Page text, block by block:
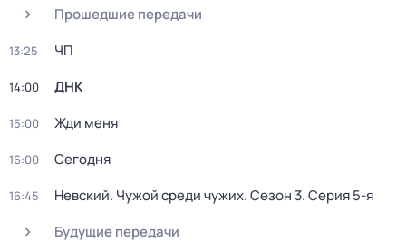
Прошедшие передачи
13:25 ЧП
14:00 ДНК
15:00 Жди меня
16:00 Сегодня
16:45 Невский. Чужой среди чужих. Сезон 3. Серия 5-я
Будущие передачи